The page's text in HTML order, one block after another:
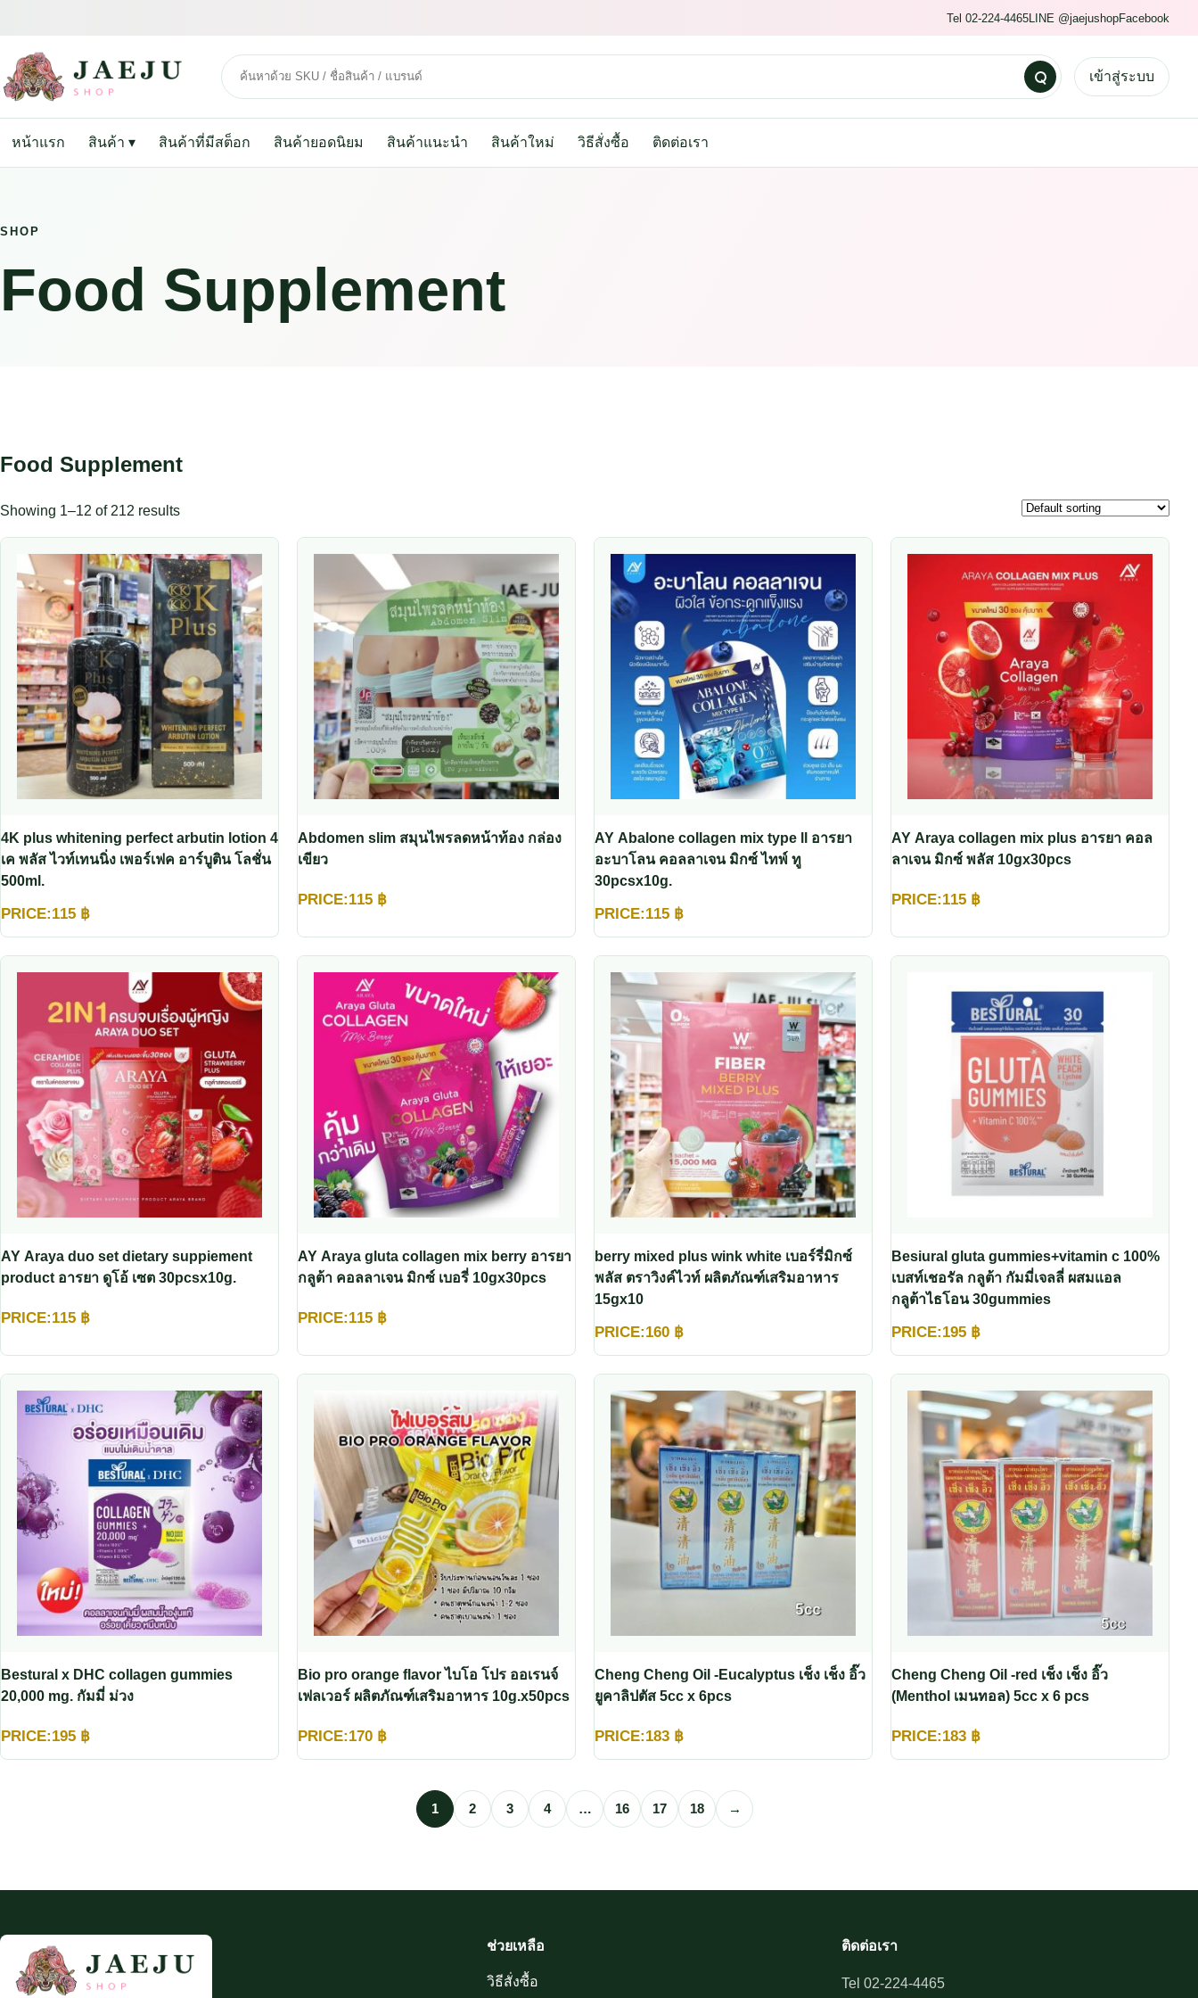
Tel 02-224-4465LINE @jaejushopFacebook
เข้าสู่ระบบ
หน้าแรก สินค้า ▾ สินค้าที่มีสต็อก สินค้ายอดนิยม สินค้าแนะนำ สินค้าใหม่ วิธีสั่งซื้อ ติดต่อเรา
SHOP
Food Supplement
Food Supplement
Showing 1–12 of 212 results
4K plus whitening perfect arbutin lotion 4
เค พลัส ไวท์เทนนิ่ง เพอร์เฟค อาร์บูติน โลชั่น
500ml.
PRICE:115 ฿
Abdomen slim สมุนไพรลดหน้าท้อง กล่อง
เขียว
PRICE:115 ฿
AY Abalone collagen mix type ll อารยา
อะบาโลน คอลลาเจน มิกซ์ ไทพ์ ทู
30pcsx10g.
PRICE:115 ฿
AY Araya collagen mix plus อารยา คอล
ลาเจน มิกซ์ พลัส 10gx30pcs
PRICE:115 ฿
AY Araya duo set dietary suppiement
product อารยา ดูโอ้ เซต 30pcsx10g.
PRICE:115 ฿
AY Araya gluta collagen mix berry อารยา
กลูต้า คอลลาเจน มิกซ์ เบอรี่ 10gx30pcs
PRICE:115 ฿
berry mixed plus wink white เบอร์รี่มิกซ์
พลัส ตราวิงค์ไวท์ ผลิตภัณฑ์เสริมอาหาร
15gx10
PRICE:160 ฿
Besiural gluta gummies+vitamin c 100%
เบสท์เชอรัล กลูต้า กัมมี่เจลลี่ ผสมแอล
กลูต้าไธโอน 30gummies
PRICE:195 ฿
Bestural x DHC collagen gummies
20,000 mg. กัมมี่ ม่วง
PRICE:195 ฿
Bio pro orange flavor ไบโอ โปร ออเรนจ์
เฟลเวอร์ ผลิตภัณฑ์เสริมอาหาร 10g.x50pcs
PRICE:170 ฿
Cheng Cheng Oil -Eucalyptus เช็ง เช็ง อิ๊ว
ยูคาลิปตัส 5cc x 6pcs
PRICE:183 ฿
Cheng Cheng Oil -red เช็ง เช็ง อิ๊ว
(Menthol เมนทอล) 5cc x 6 pcs
PRICE:183 ฿
1 2 3 4 … 16 17 18 →
ช่วยเหลือ
วิธีสั่งซื้อ
ติดต่อเรา
Tel 02-224-4465